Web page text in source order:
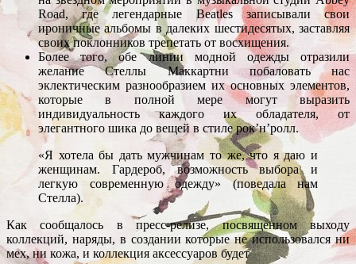
Road, где легендарные Beatles записывали свои
ироничные альбомы в далеких шестидесятых, заставляя
своих поклонников трепетать от восхищения.
Более того, обе линии модной одежды отразили
желание Стеллы Маккартни побаловать нас
эклектическим разнообразием их основных элементов,
которые в полной мере могут выразить
индивидуальность каждого их обладателя, от
элегантного шика до вещей в стиле рок’н’ролл.
«Я хотела бы дать мужчинам то же, что я даю и
женщинам. Гардероб, возможность выбора и
легкую современную одежду» (поведала нам
Стелла).
Как сообщалось в пресс-релизе, посвященном выходу
коллекций, наряды, в создании которые не использовался ни
мех, ни кожа, и коллекция аксессуаров будет